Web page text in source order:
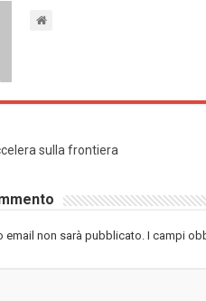
sulla frontiera
email non sarà pubblicato. I campi